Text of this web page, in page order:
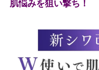
肌悩みを狙い撃ち！